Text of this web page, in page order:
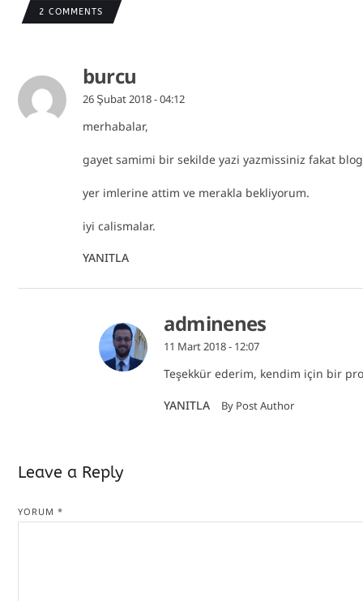
2 COMMENTS
burcu
26 Şubat 2018 - 04:12
merhabalar,
gayet samimi bir sekilde yazi yazmissiniz fakat
yer imlerine attim ve merakla bekliyorum.
iyi calismalar.
YANITLA
adminenes
11 Mart 2018 - 12:07
Teşekkür ederim, kendim için bir
YANITLA By Post Author
Leave a Reply
YORUM *